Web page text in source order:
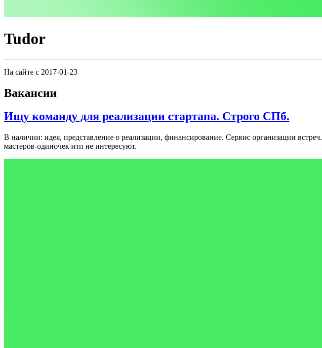
Tudor
На сайте с 2017-01-23
Вакансии
Ищу команду для реализации стартапа. Строго СПб.
В наличии: идея, представление о реализации, финансирование. Сервис организации встреч.
мастеров-одиночек итп не интересуют.